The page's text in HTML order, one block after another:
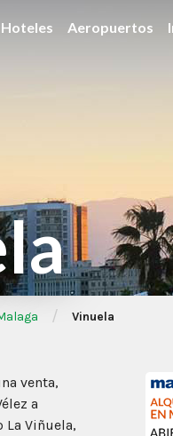
Hoteles Aeropuertos
/ Vinuela
venta,
a
La Viñuela,